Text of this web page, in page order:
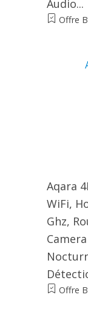
Audio...
Offre
Aqara
WiFi,
Ghz,
Offre